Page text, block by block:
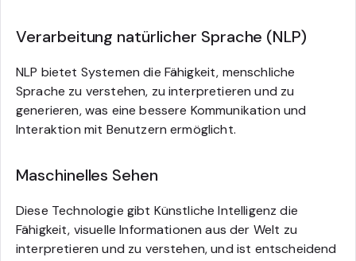
Verarbeitung natürlicher Sprache (NLP)
NLP bietet Systemen die Fähigkeit, menschliche
Sprache zu verstehen, zu interpretieren und zu
generieren, was eine bessere Kommunikation und
Interaktion mit Benutzern ermöglicht.
Maschinelles Sehen
Diese Technologie gibt Künstliche Intelligenz die
Fähigkeit, visuelle Informationen aus der Welt zu
interpretieren und zu verstehen, und ist entscheidend